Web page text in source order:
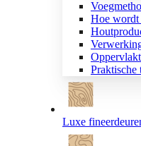
Hoe wordt
Luxe